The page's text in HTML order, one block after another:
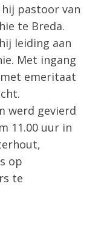
hij pastoor van
te Breda.
leiding aan
Met ingang
emeritaat
werd gevierd
11.00 uur in
op
te